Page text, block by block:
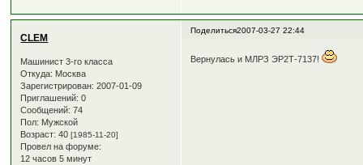
Поделиться2007-03-27 22:44
CLEM
Машинист 3-го класса
Откуда: Москва
Зарегистрирован: 2007-01-09
Приглашений: 0
Сообщений: 74
Пол: Мужской
Возраст: 40[1985-11-20]
Провел на форуме:
12 часов 5 минут
Вернулась и МЛРЗ ЭР2Т-7137!